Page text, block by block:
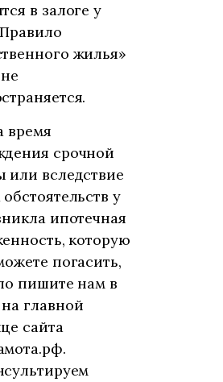
в залоге у
жилья»
время
срочной
или вследствие
у
ипотечная
которую
погасить,
пишите нам в
главной
сайта